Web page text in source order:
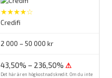
★★★★☆
Credifi
2 000 – 50 000 kr
43,50% – 236,50% ⚠
Det här är en högkostnadskredit. Om du inte